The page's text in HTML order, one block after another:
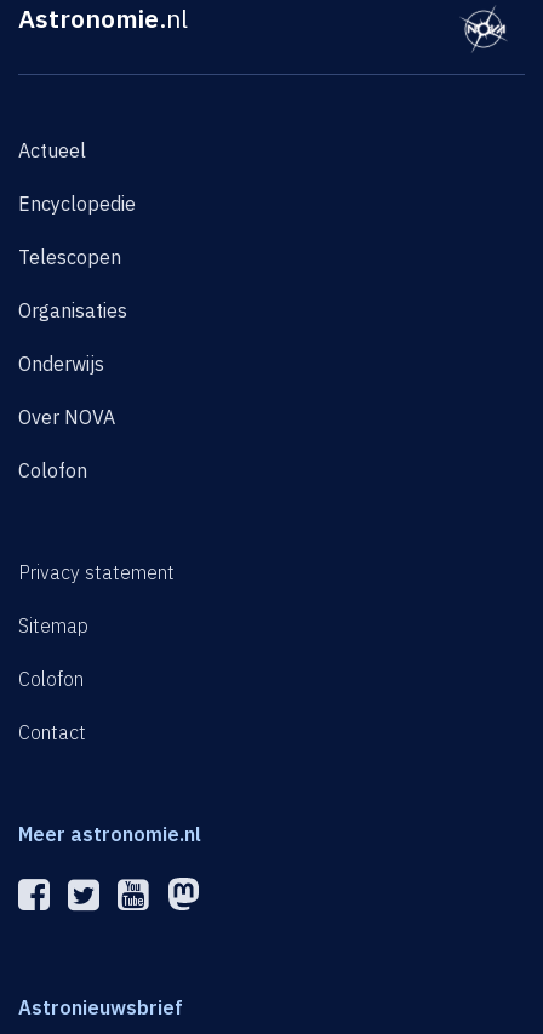
Astronomie.nl
Actueel
Encyclopedie
Telescopen
Organisaties
Onderwijs
Over NOVA
Colofon
Privacy statement
Sitemap
Colofon
Contact
Meer astronomie.nl
Astronieuwsbrief